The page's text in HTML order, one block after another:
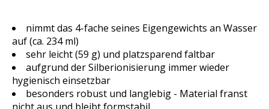
nimmt das 4-fache seines Eigengewichts an Wasser
auf (ca. 234 ml)
sehr leicht (59 g) und platzsparend faltbar
aufgrund der Silberionisierung immer wieder
hygienisch einsetzbar
besonders robust und langlebig - Material franst